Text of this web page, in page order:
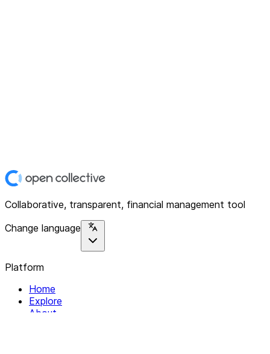
Collaborative, transparent, financial management tool
Change language
Platform
Home
Explore
About